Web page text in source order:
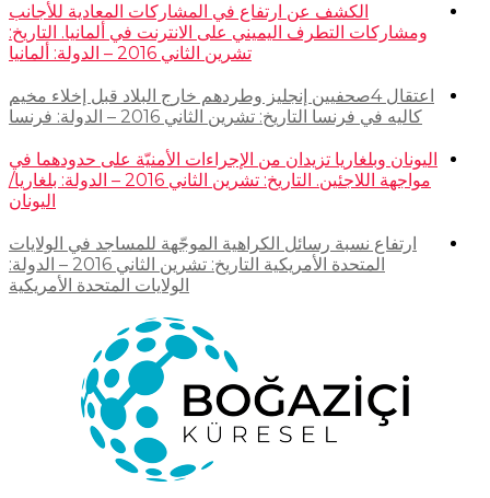
الكشف عن ارتفاع في المشاركات المعادية للأجانب
ومشاركات التطرف اليميني على الانترنت في ألمانيا. التاريخ:
تشرين الثاني 2016 – الدولة: ألمانيا
اعتقال 4صحفيين إنجليز وطردهم خارج البلاد قبل إخلاء مخيم
كاليه في فرنسا التاريخ: تشرين الثاني 2016 – الدولة: فرنسا
اليونان وبلغاريا تزيدان من الإجراءات الأمنيّة على حدودهما في
مواجهة اللاجئين. التاريخ: تشرين الثاني 2016 – الدولة: بلغاريا/
اليونان
ارتفاع نسبة رسائل الكراهية الموجّهة للمساجد في الولايات
المتحدة الأمريكية التاريخ: تشرين الثاني 2016 – الدولة:
الولايات المتحدة الأمريكية